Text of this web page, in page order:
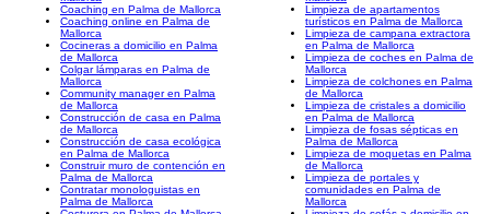
Coaching en Palma de Mallorca
Coaching online en Palma de
Mallorca
Cocineras a domicilio en Palma
de Mallorca
Colgar lámparas en Palma de
Mallorca
Community manager en Palma
de Mallorca
Construcción de casa en Palma
de Mallorca
Construcción de casa ecológica
en Palma de Mallorca
Construir muro de contención en
Palma de Mallorca
Contratar monologuistas en
Palma de Mallorca
Limpieza de apartamentos
turísticos en Palma de Mallorca
Limpieza de campana extractora
en Palma de Mallorca
Limpieza de coches en Palma de
Mallorca
Limpieza de colchones en Palma
de Mallorca
Limpieza de cristales a domicilio
en Palma de Mallorca
Limpieza de fosas sépticas en
Palma de Mallorca
Limpieza de moquetas en Palma
de Mallorca
Limpieza de portales y
comunidades en Palma de
Mallorca